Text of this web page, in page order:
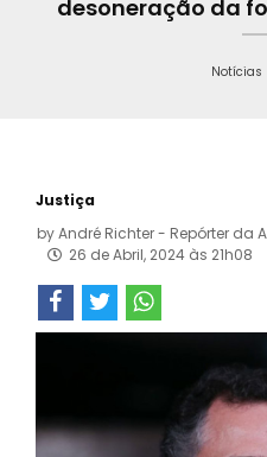
r
a
desoneração da
Notícias
Justiça
byAndré Richter - Repórter da
26 de Abril, 2024 às 21h08